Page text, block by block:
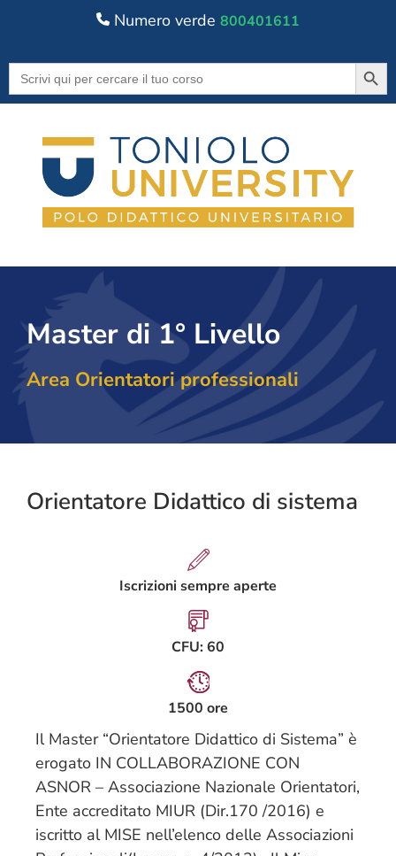
Numero verde 800401611
Search
for:
Master di 1° Livello
Area Orientatori professionali
Orientatore Didattico di sistema
Iscrizioni sempre aperte
CFU: 60
1500 ore
Il Master “Orientatore Didattico di Sistema” è
erogato IN COLLABORAZIONE CON
ASNOR – Associazione Nazionale Orientatori,
Ente accreditato MIUR (Dir.170 /2016) e
iscritto al MISE nell’elenco delle Associazioni